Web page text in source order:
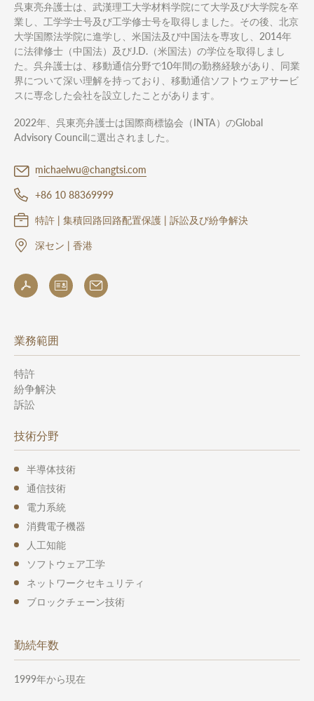
呉東亮弁護士は、武漢理工大学材料学院にて大学及び大学院を卒
業し、工学学士号及び工学修士号を取得しました。その後、北京
大学国際法学院に進学し、米国法及び中国法を専攻し、2014年
に法律修士（中国法）及びJ.D.（米国法）の学位を取得しまし
た。呉弁護士は、移動通信分野で10年間の勤務経験があり、同業
界について深い理解を持っており、移動通信ソフトウェアサービ
スに専念した会社を設立したことがあります。
2022年、呉東亮弁護士は国際商標協会（INTA）のGlobal
Advisory Councilに選出されました。
michaelwu@changtsi.com
+86 10 88369999
特許 | 集積回路回路配置保護 | 訴訟及び紛争解決
深セン | 香港
業務範囲
特許
紛争解決
訴訟
技術分野
半導体技術
通信技術
電力系統
消費電子機器
人工知能
ソフトウェア工学
ネットワークセキュリティ
ブロックチェーン技術
勤続年数
1999年から現在